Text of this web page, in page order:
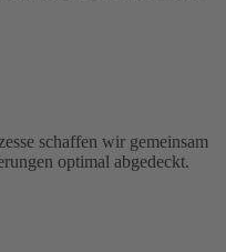
schaffen wir gemeinsam
optimal abgedeckt.